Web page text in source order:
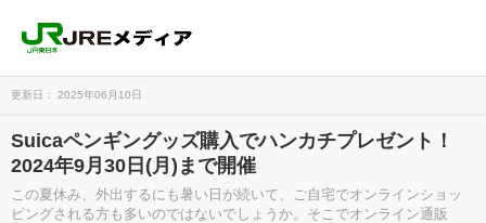
更新日： 2025年06月10日
Suicaペンギングッズ購入でハンカチプレゼント！
2024年9月30日(月)まで開催
この夏休み、外出するにも暑い日が続いて、ご自宅でオンラインショッ
ピングされる方も多いのではないでしょうか。そこでオンライン通販